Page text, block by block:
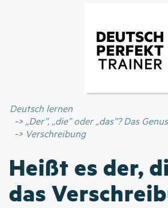
Inhalt
Deutsch lernen
„Der”, „die” oder „das”? Das
Verschreibung
Heißt es der,
das